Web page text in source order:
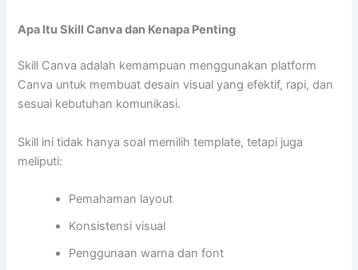
Apa Itu Skill Canva dan Kenapa Penting
Skill Canva adalah kemampuan menggunakan platform
Canva untuk membuat desain visual yang efektif, rapi, dan
sesuai kebutuhan komunikasi.
Skill ini tidak hanya soal memilih template, tetapi juga
meliputi:
Pemahaman layout
Konsistensi visual
Penggunaan warna dan font